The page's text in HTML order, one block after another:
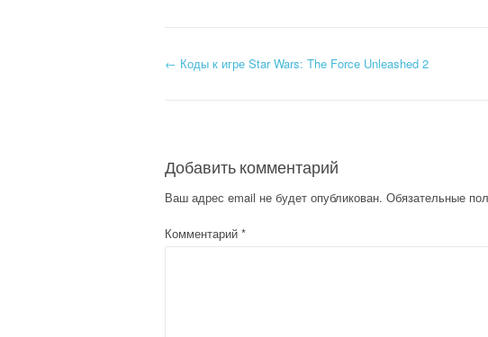
Н
и
г
← Коды к игре Star Wars: The Force Unleashed 2
Добавить комментарий
Ваш адрес email не будет опубликован. Обязательные
Комментарий *